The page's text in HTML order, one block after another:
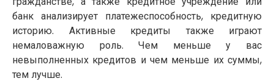
банк анализирует платежеспособность, кредитную
историю. Активные кредиты также играют
немаловажную роль. Чем меньше у вас
невыполненных кредитов и чем меньше их суммы,
тем лучше.